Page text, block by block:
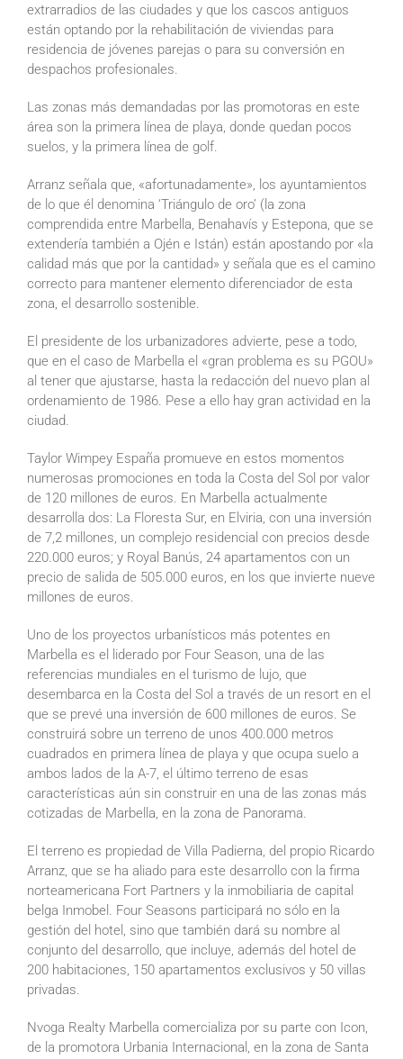
extrarradios de las ciudades y que los cascos antiguos
están optando por la rehabilitación de viviendas para
residencia de jóvenes parejas o para su conversión en
despachos profesionales.
Las zonas más demandadas por las promotoras en este
área son la primera línea de playa, donde quedan pocos
suelos, y la primera línea de golf.
Arranz señala que, «afortunadamente», los ayuntamientos
de lo que él denomina ‘Triángulo de oro’ (la zona
comprendida entre Marbella, Benahavís y Estepona, que se
extendería también a Ojén e Istán) están apostando por «la
calidad más que por la cantidad» y señala que es el camino
correcto para mantener elemento diferenciador de esta
zona, el desarrollo sostenible.
El presidente de los urbanizadores advierte, pese a todo,
que en el caso de Marbella el «gran problema es su PGOU»
al tener que ajustarse, hasta la redacción del nuevo plan al
ordenamiento de 1986. Pese a ello hay gran actividad en la
ciudad.
Taylor Wimpey España promueve en estos momentos
numerosas promociones en toda la Costa del Sol por valor
de 120 millones de euros. En Marbella actualmente
desarrolla dos: La Floresta Sur, en Elviria, con una inversión
de 7,2 millones, un complejo residencial con precios desde
220.000 euros; y Royal Banús, 24 apartamentos con un
precio de salida de 505.000 euros, en los que invierte nueve
millones de euros.
Uno de los proyectos urbanísticos más potentes en
Marbella es el liderado por Four Season, una de las
referencias mundiales en el turismo de lujo, que
desembarca en la Costa del Sol a través de un resort en el
que se prevé una inversión de 600 millones de euros. Se
construirá sobre un terreno de unos 400.000 metros
cuadrados en primera línea de playa y que ocupa suelo a
ambos lados de la A-7, el último terreno de esas
características aún sin construir en una de las zonas más
cotizadas de Marbella, en la zona de Panorama.
El terreno es propiedad de Villa Padierna, del propio Ricardo
Arranz, que se ha aliado para este desarrollo con la firma
norteamericana Fort Partners y la inmobiliaria de capital
belga Inmobel. Four Seasons participará no sólo en la
gestión del hotel, sino que también dará su nombre al
conjunto del desarrollo, que incluye, además del hotel de
200 habitaciones, 150 apartamentos exclusivos y 50 villas
privadas.
Nvoga Realty Marbella comercializa por su parte con Icon,
de la promotora Urbania Internacional, en la zona de Santa